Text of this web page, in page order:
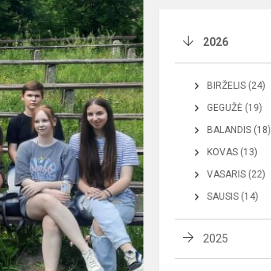
2026
BIRŽELIS (24)
GEGUŽĖ (19)
BALANDIS (18)
KOVAS (13)
VASARIS (22)
SAUSIS (14)
2025